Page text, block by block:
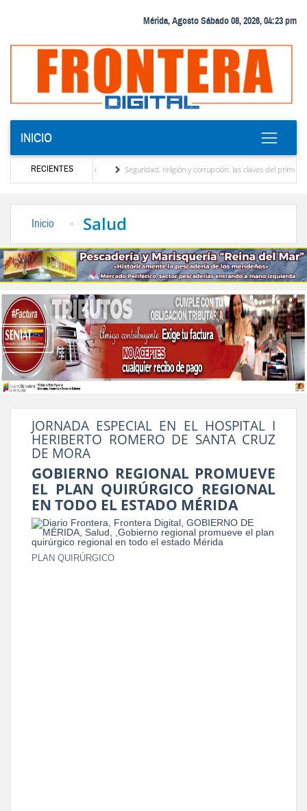
Mérida, Agosto Sábado 08, 2026, 04:23 pm
INICIO
RECIENTES
turístico merideño
Seguridad, religión y corrupción: las claves del primer
Inicio Salud
JORNADA ESPECIAL EN EL HOSPITAL I
HERIBERTO ROMERO DE SANTA CRUZ
DE MORA
GOBIERNO REGIONAL PROMUEVE
EL PLAN QUIRÚRGICO REGIONAL
EN TODO EL ESTADO MÉRIDA
PLAN QUIRÚRGICO